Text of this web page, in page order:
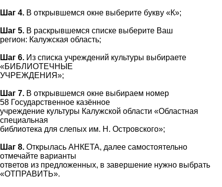
Шаг 4. В открывшемся окне выберите букву «К»;
Шаг 5. В раскрывшемся списке выберите Ваш
регион: Калужская область;
Шаг 6. Из списка учреждений культуры выбираете
«БИБЛИОТЕЧНЫЕ
УЧРЕЖДЕНИЯ»;
Шаг 7. В открывшемся окне выбираем номер
58 Государственное казённое
учреждение культуры Калужской области «Областная
специальная
библиотека для слепых им. Н. Островского»;
Шаг 8. Открылась АНКЕТА, далее самостоятельно
отмечайте варианты
ответов из предложенных, в завершение нужно выбрать
«ОТПРАВИТЬ».